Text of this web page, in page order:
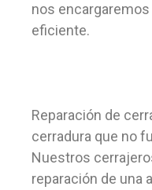
nos
eficiente.
Reparación de
cerradura que no
Nuestros
reparación de una